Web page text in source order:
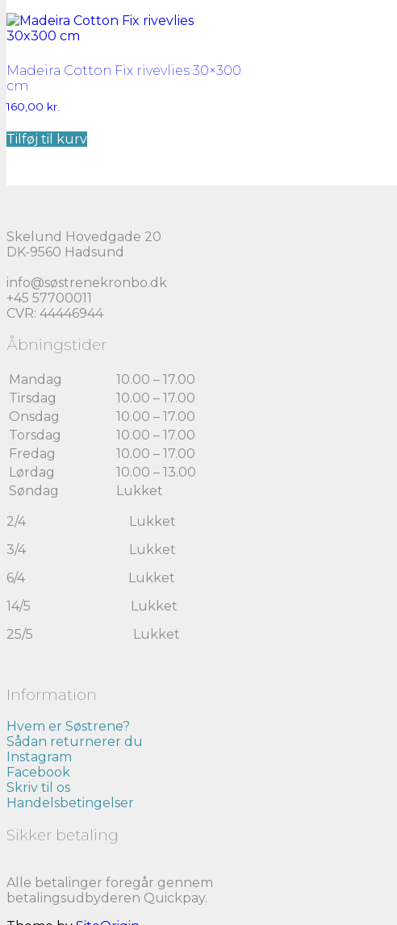
Madeira Cotton Fix rivevlies 30×300
cm
160,00 kr.
Tilføj til kurv
Skelund Hovedgade 20
DK-9560 Hadsund
info@søstrenekronbo.dk
+45 57700011
CVR: 44446944
Åbningstider
Mandag
10.00 – 17.00
Tirsdag
10.00 – 17.00
Onsdag
10.00 – 17.00
Torsdag
10.00 – 17.00
Fredag
10.00 – 17.00
Lørdag
10.00 – 13.00
Søndag
Lukket
2/4 Lukket
3/4 Lukket
6/4 Lukket
14/5 Lukket
25/5 Lukket
Information
Hvem er Søstrene?
Sådan returnerer du
Instagram
Facebook
Skriv til os
Handelsbetingelser
Sikker betaling
Alle betalinger foregår gennem
betalingsudbyderen Quickpay.